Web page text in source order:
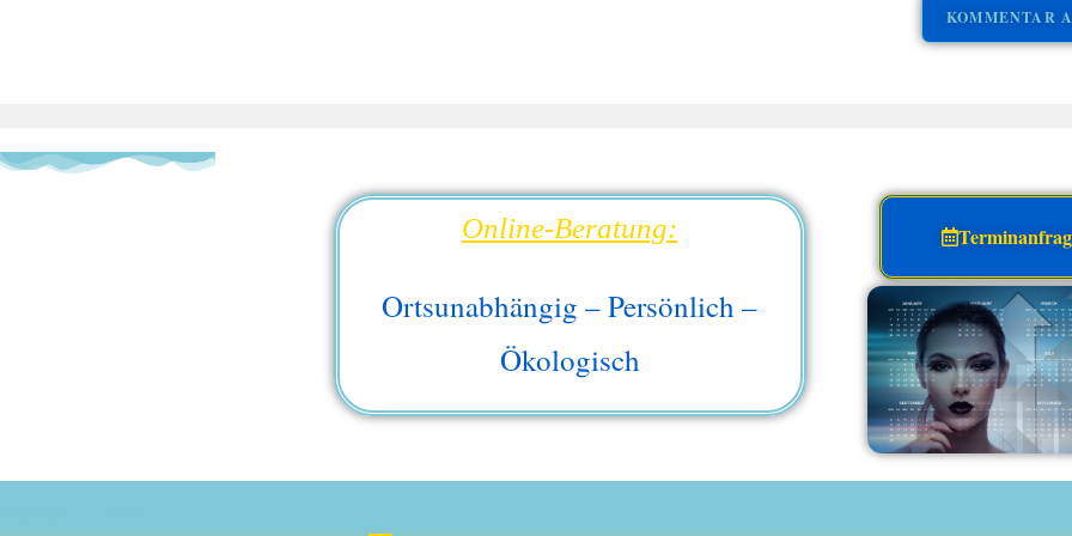
Online-Beratung:
Ortsunabhängig – Persönlich –
Ökologisch